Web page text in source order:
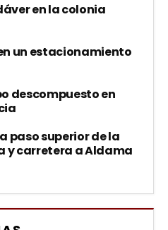
en la colonia
un estacionamiento
descompuesto en
paso superior de la
y carretera a Aldama